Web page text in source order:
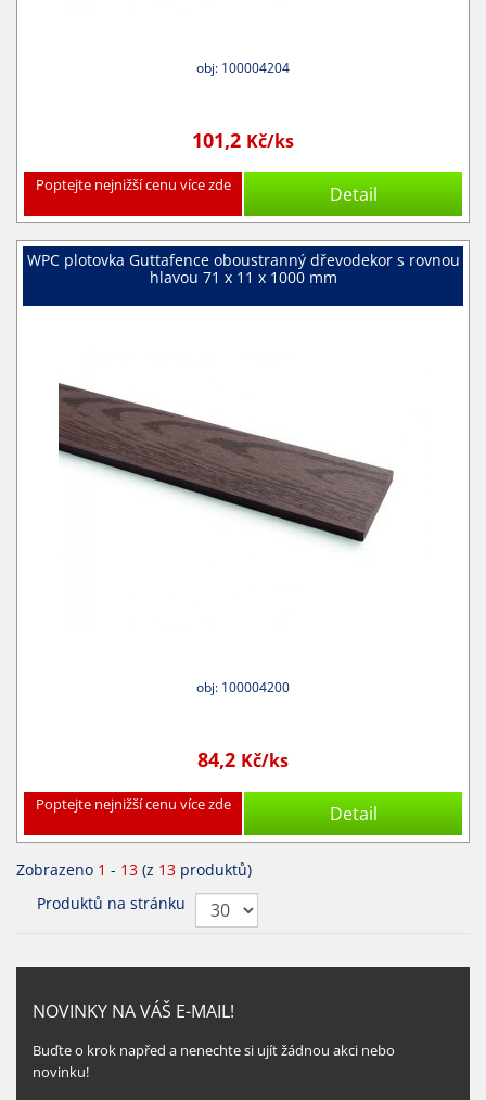
obj: 100004204
101,2 Kč/ks
Poptejte nejnižší cenu více zde Detail
WPC plotovka Guttafence oboustranný dřevodekor s rovnou
hlavou 71 x 11 x 1000 mm
obj: 100004200
84,2 Kč/ks
Poptejte nejnižší cenu více zde Detail
Zobrazeno 1 - 13 (z 13 produktů)
Produktů na stránku
NOVINKY NA VÁŠ E-MAIL!
Buďte o krok napřed a nenechte si ujít žádnou akci nebo
novinku!